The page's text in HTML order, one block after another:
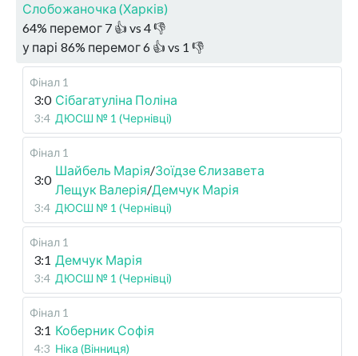
Слобожаночка (Харків)
64% перемог 7 👍 vs 4👎
у парі 86% перемог6 👍 vs 1 👎
Фінал 1
3:0 Сібагатуліна Поліна
3:4 ДЮСШ № 1 (Чернівці)
Фінал 1
3:0
Шайбель Марія/Зоїдзе Єлизавета
Лещук Валерія/Демчук Марія
3:4 ДЮСШ № 1 (Чернівці)
Фінал 1
3:1 Демчук Марія
3:4 ДЮСШ № 1 (Чернівці)
Фінал 1
3:1 Коберник Софія
4:3 Ніка (Вінниця)